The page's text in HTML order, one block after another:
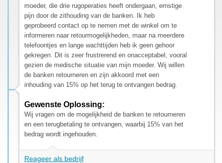
moeder, die drie rugoperaties heeft ondergaan, ernstige
pijn door de zithouding van de banken. Ik heb
geprobeerd contact op te nemen met de winkel om te
informeren naar retourmogelijkheden, maar na meerdere
telefoontjes en lange wachttijden heb ik geen gehoor
gekregen. Dit is zeer frustrerend en onacceptabel, vooral
gezien de medische situatie van mijn moeder. Wij willen
de banken retourneren en zijn akkoord met een
inhouding van 15% op het terug te ontvangen bedrag.
Gewenste Oplossing:
Wij vragen om de mogelijkheid de banken te retourneren
en een terugbetaling te ontvangen, waarbij 15% van het
bedrag wordt ingehouden.
Reageer als bedrijf